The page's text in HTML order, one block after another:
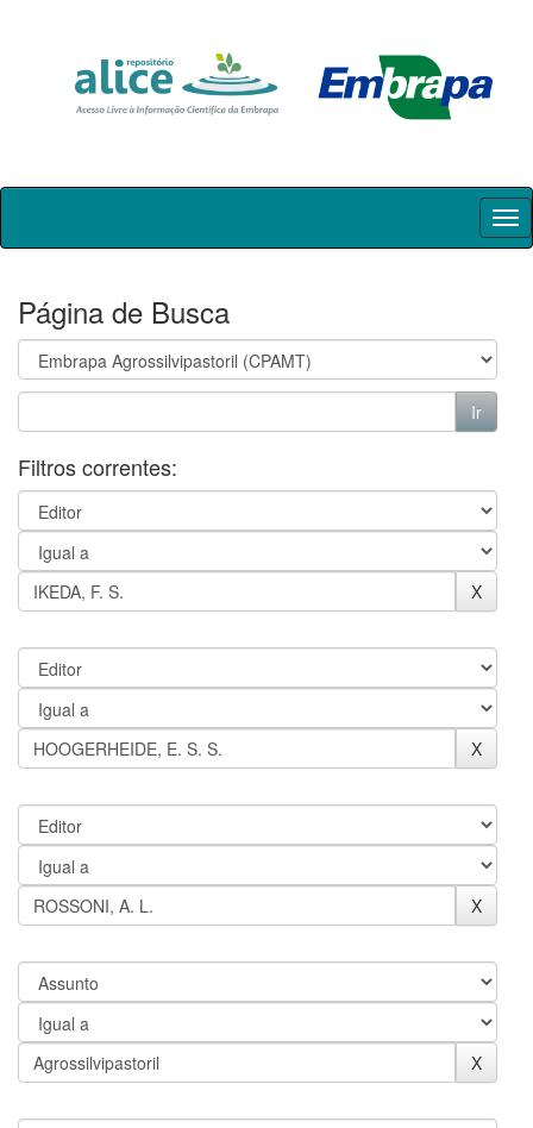
Skip
Página de Busca
Filtros correntes: